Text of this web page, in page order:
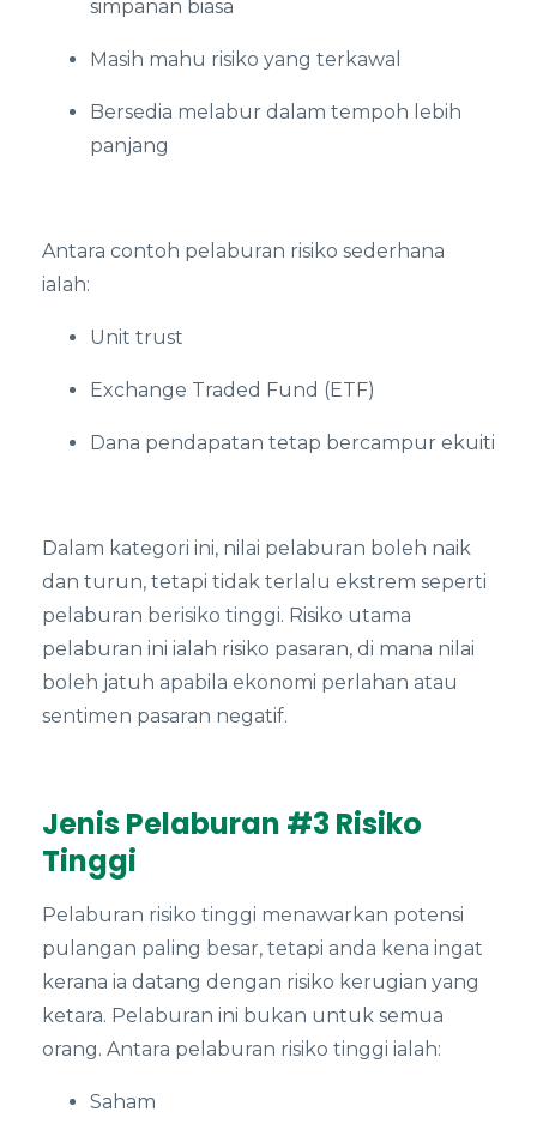
simpanan biasa
Masih mahu risiko yang terkawal
Bersedia melabur dalam tempoh lebih
panjang
Antara contoh pelaburan risiko sederhana
ialah:
Unit trust
Exchange Traded Fund (ETF)
Dana pendapatan tetap bercampur ekuiti
Dalam kategori ini, nilai pelaburan boleh naik
dan turun, tetapi tidak terlalu ekstrem seperti
pelaburan berisiko tinggi. Risiko utama
pelaburan ini ialah risiko pasaran, di mana nilai
boleh jatuh apabila ekonomi perlahan atau
sentimen pasaran negatif.
Jenis Pelaburan #3 Risiko
Tinggi
Pelaburan risiko tinggi menawarkan potensi
pulangan paling besar, tetapi anda kena ingat
kerana ia datang dengan risiko kerugian yang
ketara. Pelaburan ini bukan untuk semua
orang. Antara pelaburan risiko tinggi ialah:
Saham